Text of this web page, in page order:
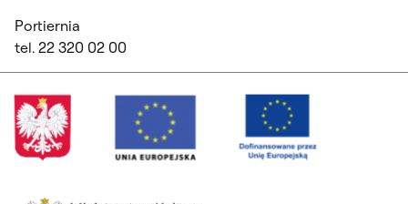
Portiernia
tel. 22 320 02 00